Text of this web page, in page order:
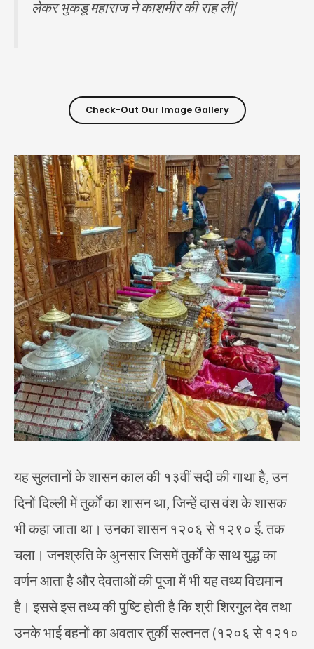
लेकर भुकडू महाराज ने काशमीर की राह ली|
Check-Out Our Image Gallery
यह सुलतानों के शासन काल की १३वीं सदी की गाथा है, उन
दिनों दिल्ली में तुर्कों का शासन था, जिन्हें दास वंश के शासक
भी कहा जाता था। उनका शासन १२०६ से १२९० ई. तक
चला। जनश्रुति के अुनसार जिसमें तुर्कों के साथ युद्ध का
वर्णन आता है और देवताओं की पूजा में भी यह तथ्य विद्यमान
है। इससे इस तथ्य की पुष्टि होती है कि श्री शिरगुल देव तथा
उनके भाई बहनों का अवतार तुर्की सल्तनत (१२०६ से १२१०